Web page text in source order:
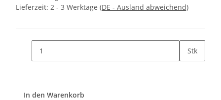
Lieferzeit: 2 - 3 Werktage (DE - Ausland abweichend)
Stk
In den Warenkorb